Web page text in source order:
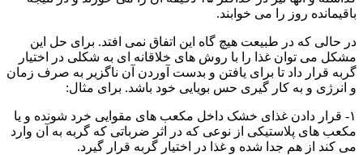
باقیمانده روز را می خوابند.
در حالی که در طبیعت هیچ گاه این اتفاق نمی افتد. برای حل این
مشکل می توان غذا را با روش های خلاقانه ای به شکلی در اختیار
گربه قرار داد تا برای یافتن و بدست آوردن آن ناگزیر به صرف زمان
و انرژی و به کار گیری حس بویایی خود باشد. برای مثال:
۱- قرار دادن غذای خشک داخل مکعب های مقوایی خرد شونده و یا
مکعب های پلاستیکی از نوعی که در اثر ضرباتی که گربه به آن وارد
می کند از هم جدا شده و غذا در اختیار گربه قرار گیرد.